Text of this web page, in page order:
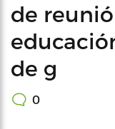
de
de g
0